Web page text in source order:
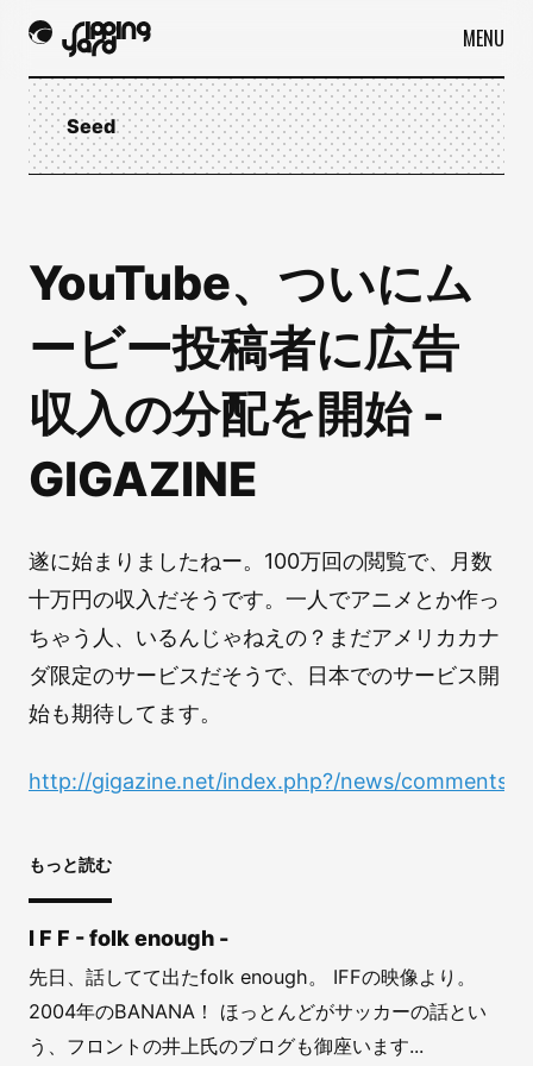
MENU
Seed
YouTube、ついにム
ービー投稿者に広告
収入の分配を開始 -
GIGAZINE
遂に始まりましたねー。100万回の閲覧で、月数
十万円の収入だそうです。一人でアニメとか作っ
ちゃう人、いるんじゃねえの？まだアメリカカナ
ダ限定のサービスだそうで、日本でのサービス開
始も期待してます。
http://gigazine.net/index.php?/news/comments/
もっと読む
I F F - folk enough -
先日、話してて出たfolk enough。 IFFの映像より。
2004年のBANANA！ ほっとんどがサッカーの話とい
う、フロントの井上氏のブログも御座います...